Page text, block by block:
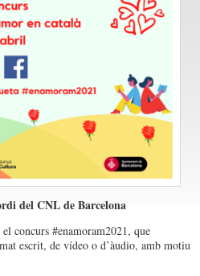
del CNL de Barcelona
concurs #enamoram2021, que
escrit, de vídeo o d’àudio, amb motiu